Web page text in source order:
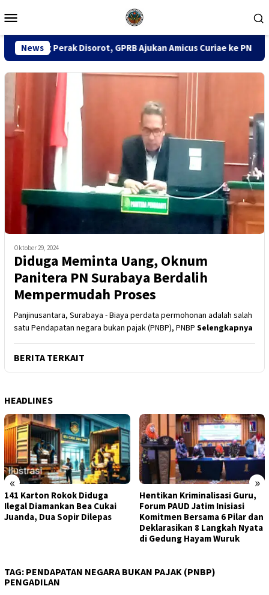
ke
Mobile
NewsGPRB Ajukan Amicus Curiae ke PN Tipikor Surabaya
Oktober 29, 2024
Diduga Meminta Uang, Oknum
Panitera PN Surabaya Berdalih
Mempermudah Proses
Panjinusantara, Surabaya - Biaya perdata permohonan adalah salah
satu Pendapatan negara bukan pajak (PNBP), PNBP Selengkapnya
BERITA TERKAIT
HEADLINES
« »
141 Karton Rokok Diduga
Ilegal Diamankan Bea Cukai
Juanda, Dua Sopir Dilepas
Hentikan Kriminalisasi Guru,
Forum PAUD Jatim Inisiasi
Komitmen Bersama 6 Pilar dan
Deklarasikan 8 Langkah Nyata
di Gedung Hayam Wuruk
TAG: PENDAPATAN NEGARA BUKAN PAJAK (PNBP)
PENGADILAN